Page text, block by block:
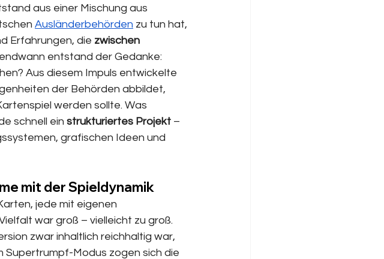
aus einer Mischung aus
Ausländerbehörden zu tun hat,
Erfahrungen, die zwischen
entstand der Gedanke:
Aus diesem Impuls entwickelte
der Behörden abbildet,
werden sollte. Was
schnell ein strukturiertes Projekt –
grafischen Ideen und
mit der Spieldynamik
jede mit eigenen
war groß – vielleicht zu groß.
zwar inhaltlich reichhaltig war,
Supertrumpf-Modus zogen sich die